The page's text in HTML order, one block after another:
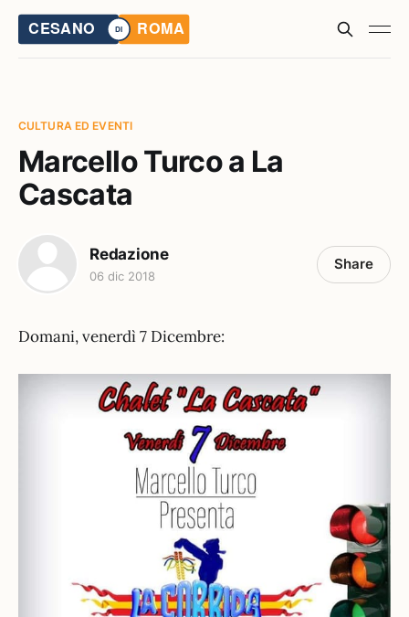
CULTURA ED EVENTI
Marcello Turco a La
Cascata
Redazione
06 dic 2018
Share
Domani, venerdì 7 Dicembre: